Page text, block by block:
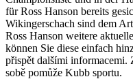
für Ross Hanson bereits
Wikingerschach sind dem
Ross Hanson weitere
können Sie diese einfach
přispět dalšími informacemi.
sobě pomůže Kubb sportu.